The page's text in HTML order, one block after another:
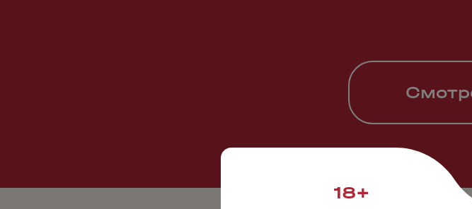
18+